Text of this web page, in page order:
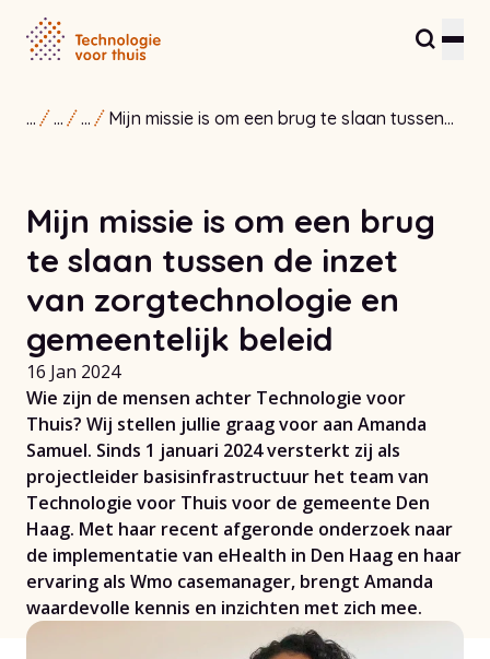
Inwoners en zorgverleners
Zorginnovatiehub
Over ons
Contact
... ... ...
Mijn missie is om een brug te slaan tussen
Mijn missie is om een brug
te slaan tussen de inzet
van zorgtechnologie en
gemeentelijk beleid
16 Jan 2024
Wie zijn de mensen achter Technologie voor
Thuis? Wij stellen jullie graag voor aan Amanda
Samuel. Sinds 1 januari 2024 versterkt zij als
projectleider basisinfrastructuur het team van
Technologie voor Thuis voor de gemeente Den
Haag. Met haar recent afgeronde onderzoek naar
de implementatie van eHealth in Den Haag en haar
ervaring als Wmo casemanager, brengt Amanda
waardevolle kennis en inzichten met zich mee.